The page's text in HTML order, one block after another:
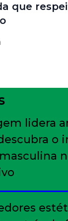
que
lidera
o